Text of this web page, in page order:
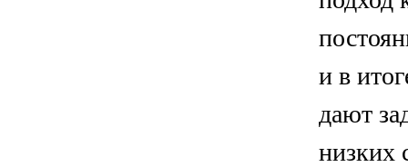
и в
дают
низких